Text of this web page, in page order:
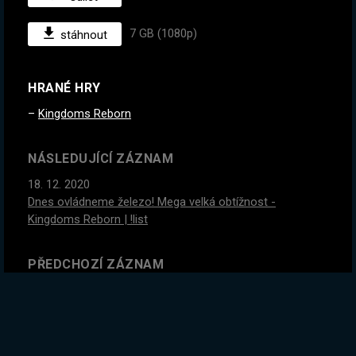
stáhnout 7 GB (1080p)
HRANÉ HRY
Kingdoms Reborn
NÁSLEDUJÍCÍ ZÁZNAM
18. 12. 2020
Dnes ovládneme železo! Mega velká obtížnost -
Kingdoms Reborn | !list
PŘEDCHOZÍ ZÁZNAM